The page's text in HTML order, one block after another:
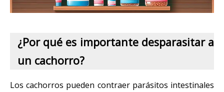
¿Por qué es importante desparasitar a
un cachorro?
Los cachorros pueden contraer parásitos intestinales